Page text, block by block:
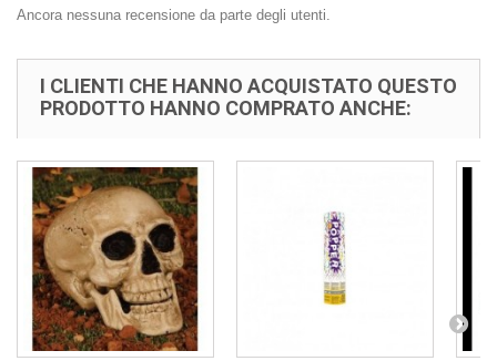
Ancora nessuna recensione da parte degli utenti.
I CLIENTI CHE HANNO ACQUISTATO QUESTO
PRODOTTO HANNO COMPRATO ANCHE: